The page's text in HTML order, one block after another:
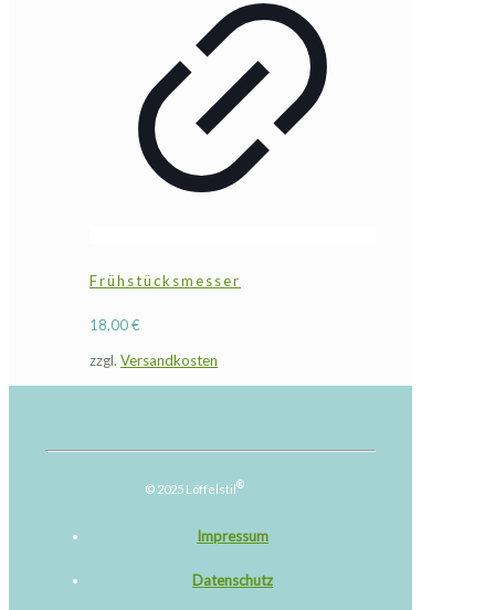
Frühstücksmesser
18,00€
zzgl. Versandkosten
© 2025 Löffelstil ®
Impressum
Datenschutz